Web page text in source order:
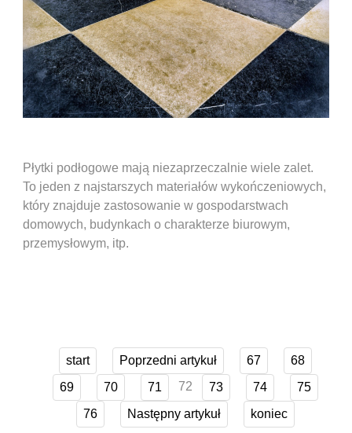
Płytki podłogowe mają niezaprzeczalnie wiele zalet.
To jeden z najstarszych materiałów wykończeniowych,
który znajduje zastosowanie w gospodarstwach
domowych, budynkach o charakterze biurowym,
przemysłowym, itp.
start Poprzedni artykuł 67
68
69
70 71 72 73 74
75
76
Następny artykuł koniec